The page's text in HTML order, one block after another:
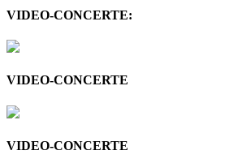
VIDEO-CONCERTE:
VIDEO-CONCERTE
VIDEO-CONCERTE